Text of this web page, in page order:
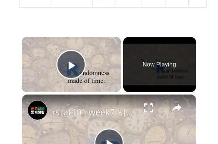
×
Play Video
Now Playing
×
rstat101 week7 시간을 이용한 무작위수 만들기